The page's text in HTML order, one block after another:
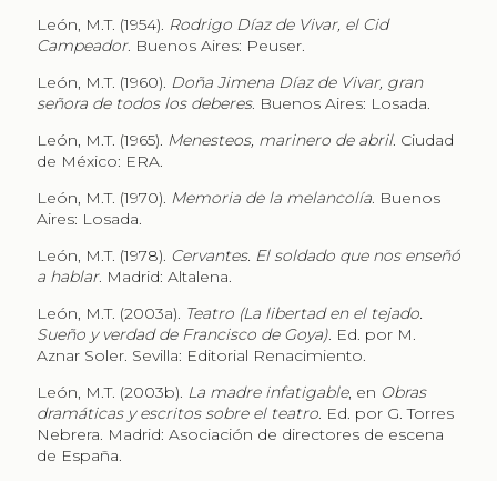
León, M.T. (1954). Rodrigo Díaz de Vivar, el Cid
Campeador. Buenos Aires: Peuser.
León, M.T. (1960). Doña Jimena Díaz de Vivar, gran
señora de todos los deberes. Buenos Aires: Losada.
León, M.T. (1965). Menesteos, marinero de abril. Ciudad
de México: ERA.
León, M.T. (1970). Memoria de la melancolía. Buenos
Aires: Losada.
León, M.T. (1978). Cervantes. El soldado que nos enseñó
a hablar. Madrid: Altalena.
León, M.T. (2003a). Teatro (La libertad en el tejado.
Sueño y verdad de Francisco de Goya). Ed. por M.
Aznar Soler. Sevilla: Editorial Renacimiento.
León, M.T. (2003b). La madre infatigable, en Obras
dramáticas y escritos sobre el teatro. Ed. por G. Torres
Nebrera. Madrid: Asociación de directores de escena
de España.